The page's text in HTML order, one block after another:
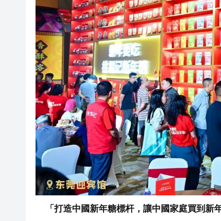
「打造中國新年糖標杆，讓中國家庭買到新